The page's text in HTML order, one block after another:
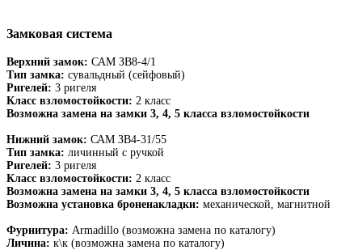
Замковая система
Верхний замок: САМ ЗВ8-4/1
Тип замка: сувальдный (сейфовый)
Ригелей: 3 ригеля
Класс взломостойкости: 2 класс
Возможна замена на замки 3, 4, 5 класса взломостойкости
Нижний замок: САМ ЗВ4-31/55
Тип замка: личинный с ручкой
Ригелей: 3 ригеля
Класс взломостойкости: 2 класс
Возможна замена на замки 3, 4, 5 класса взломостойкости
Возможна установка броненакладки: механической, магнитной
Фурнитура: Armadillo (возможна замена по каталогу)
Личина: к\к (возможна замена по каталогу)